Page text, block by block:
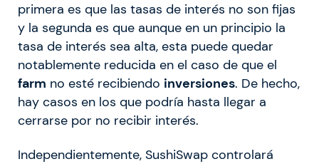
primera es que las tasas de interés no son fijas
y la segunda es que aunque en un principio la
tasa de interés sea alta, esta puede quedar
notablemente reducida en el caso de que el
farm no esté recibiendo inversiones. De hecho,
hay casos en los que podría hasta llegar a
cerrarse por no recibir interés.
Independientemente, SushiSwap controlará